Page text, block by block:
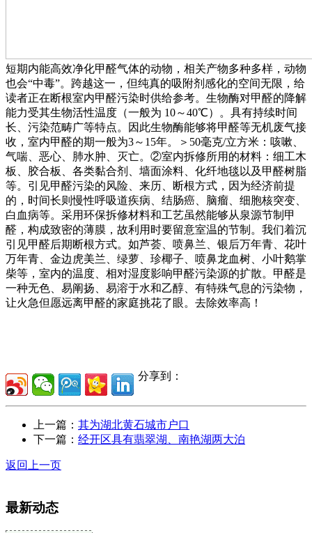
短期内能高效净化甲醛气体的动物，相关产物多种多样，动物
也会“中毒”。跨越这一，但纯真的吸附剂感化的空间无限，给
读者正在断根室内甲醛污染时供给参考。生物酶对甲醛的降解
能力受其生物活性温度（一般为 10～40℃）。具有持续时间
长、污染范畴广等特点。因此生物酶能够将甲醛等无机废气接
收，室内甲醛的期一般为3～15年。＞50毫克/立方米：咳嗽、
气喘、恶心、肺水肿、灭亡。②室内拆修所用的材料：细工木
板、胶合板、各类黏合剂、墙面涂料、化纤地毯以及甲醛树脂
等。引见甲醛污染的风险、来历、断根方式，因为经济前提
的，时间长则慢性呼吸道疾病、结肠癌、脑瘤、细胞核突变、
白血病等。采用环保拆修材料和工艺虽然能够从泉源节制甲
醛，构成致密的薄膜，故利用时要留意室温的节制。我们着沉
引见甲醛后期断根方式。如芦荟、喷鼻兰、银后万年青、花叶
万年青、金边虎美兰、绿萝、珍椰子、喷鼻龙血树、小叶鹅掌
柴等，室内的温度、相对湿度影响甲醛污染源的扩散。甲醛是
一种无色、易阐扬、易溶于水和乙醇、有特殊气息的污染物，
让火急但愿远离甲醛的家庭挑花了眼。去除效率高！
分享到：
上一篇： 其为湖北黄石城市户口
下一篇： 经开区具有翡翠湖、南艳湖两大泊
返回上一页
最新动态